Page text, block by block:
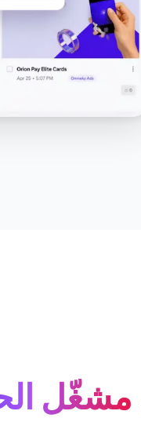
مشغّل